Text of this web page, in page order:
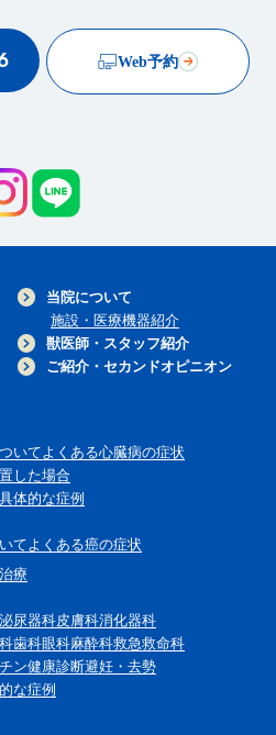
Web予約
当院について
施設・医療機器紹介
獣医師・スタッフ紹介
ご紹介・セカンドオピニオン
いて よくある心臓病の症状
した場合
体的な症例
て よくある癌の症状
療
泌尿器科皮膚科消化器科
歯科眼科麻酔科救急救命科
ン健康診断避妊・去勢
な症例